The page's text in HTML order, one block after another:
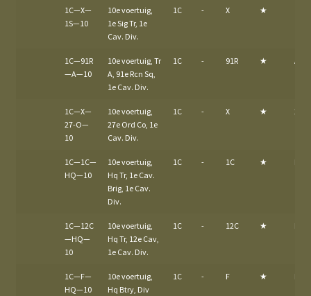
1C—X—
1S—10
10e voertuig,
1e Sig Tr, 1e
Cav. Div.
1C - X ★
1C—91R
—A—10
10e voertuig, Tr
A, 91e Rcn Sq,
1e Cav. Div.
1C - 91R ★ A
1C—X—
27-O—
10
10e voertuig,
27e Ord Co, 1e
Cav. Div.
1C - X ★ 27-O
1C—1C—
HQ—10
10e voertuig,
Hq Tr, 1e Cav.
Brig, 1e Cav.
Div.
1C - 1C ★
1C—12C
—HQ—
10
10e voertuig,
Hq Tr, 12e Cav,
1e Cav. Div.
1C - 12C ★
1C—F—
HQ—10
10e voertuig,
Hq Btry, Div
1C - F ★